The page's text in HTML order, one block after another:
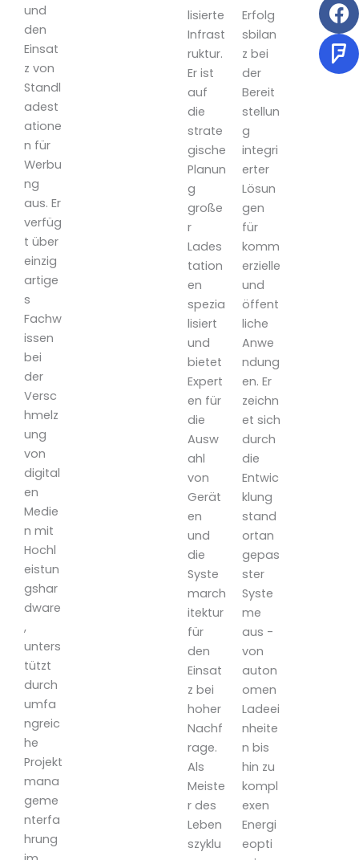
und
den
Einsat
z von
Standl
adest
atione
n für
Werbu
ng
aus. Er
verfüg
t über
einzig
artige
s
Fachw
issen
bei
der
Versc
hmelz
ung
von
digital
en
Medie
n mit
Hochl
eistun
gshar
dware
,
unters
tützt
durch
umfa
ngreic
he
Projekt
mana
geme
nterfa
hrung
lisierte
Infrast
ruktur.
Er ist
auf
die
strate
gische
Planun
g
große
r
Lades
tation
en
spezia
lisiert
und
bietet
Expert
en für
die
Ausw
ahl
von
Gerät
en
und
die
Syste
march
itektur
für
den
Einsat
z bei
hoher
Nachf
rage.
Als
Meiste
r des
Leben
szyklu
Erfolg
sbilan
z bei
der
Bereit
stellun
g
integri
erter
Lösun
gen
für
komm
erzielle
und
öffent
liche
Anwe
ndung
en. Er
zeichn
et sich
durch
die
Entwic
klung
stand
ortan
gepas
ster
Syste
me
aus -
von
auton
omen
Ladeei
nheite
n bis
hin zu
kompl
exen
Energi
eopti